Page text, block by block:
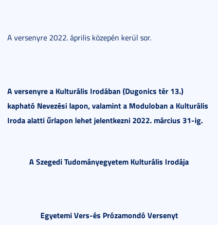
A versenyre 2022. április közepén kerül sor.
A versenyre a Kulturális Irodában (Dugonics tér 13.)
kapható Nevezési lapon, valamint a Moduloban a Kulturális
Iroda alatti űrlapon lehet jelentkezni 2022. március 31-ig.
A Szegedi Tudományegyetem Kulturális Irodája
Egyetemi Vers-és Prózamondó Versenyt